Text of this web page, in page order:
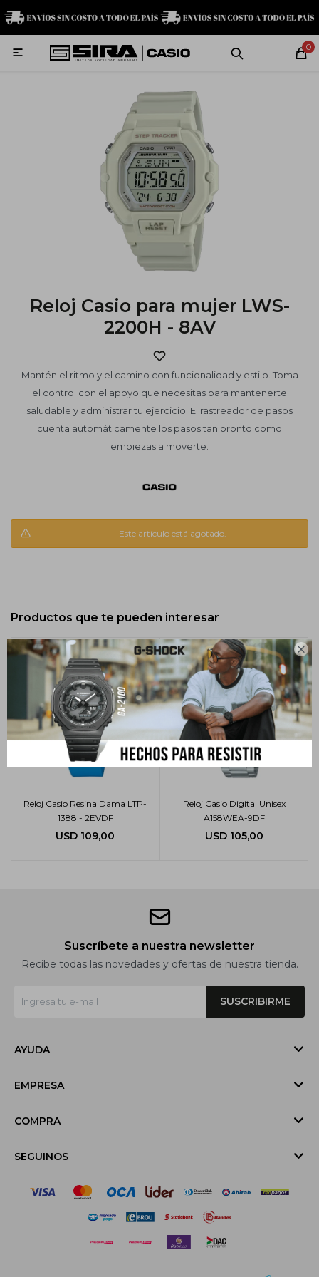

0

Reloj Casio para mujer LWS-
2200H - 8AV
Mantén el ritmo y el camino con funcionalidad y estilo. Toma
el control con el apoyo que necesitas para mantenerte
saludable y administrar tu ejercicio. El rastreador de pasos
cuenta automáticamente los pasos tan pronto como
empiezas a moverte.
Este artículo está agotado.
Productos que te pueden interesar
Reloj Casio Resina Dama LTP-
1388 - 2EVDF
USD 109,00
Reloj Casio Digital Unisex
A158WEA-9DF
USD 105,00
Suscríbete a nuestra newsletter
Recibe todas las novedades y ofertas de nuestra tienda.
SUSCRIBIRME
AYUDA
EMPRESA
COMPRA
SEGUINOS
MI CUENTA
Relojes Servicio técnico Contacto